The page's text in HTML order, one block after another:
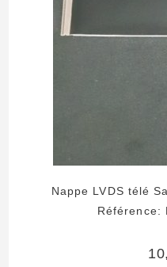
Nappe LVDS télé
Référence: